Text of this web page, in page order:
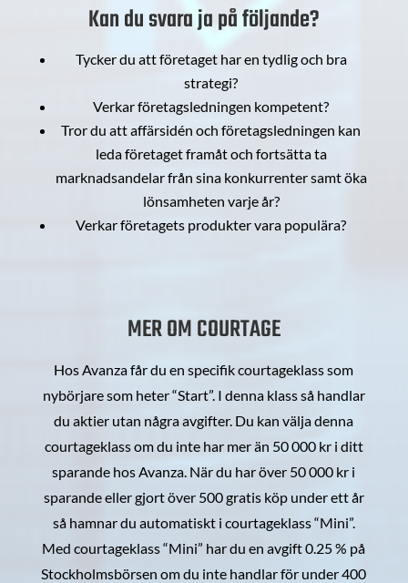
Kan du svara ja på följande?
Tycker du att företaget har en tydlig och bra
strategi?
Verkar företagsledningen kompetent?
Tror du att affärsidén och företagsledningen kan
leda företaget framåt och fortsätta ta
marknadsandelar från sina konkurrenter samt öka
lönsamheten varje år?
Verkar företagets produkter vara populära?
MER OM COURTAGE
Hos Avanza får du en specifik courtageklass som
nybörjare som heter “Start”. I denna klass så handlar
du aktier utan några avgifter. Du kan välja denna
courtageklass om du inte har mer än 50 000 kr i ditt
sparande hos Avanza. När du har över 50 000 kr i
sparande eller gjort över 500 gratis köp under ett år
så hamnar du automatiskt i courtageklass “Mini”.
Med courtageklass “Mini” har du en avgift 0.25 % på
Stockholmsbörsen om du inte handlar för under 400